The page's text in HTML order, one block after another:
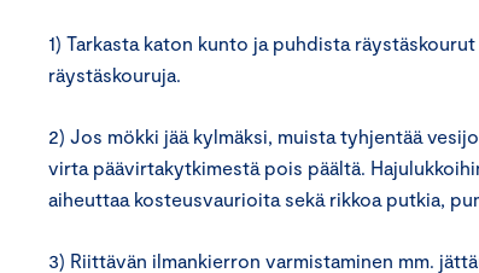
1) Tarkasta katon kunto ja puhdista
räystäskouruja.
2) Jos mökki jää kylmäksi, muista tyhjentää
virta päävirtakytkimestä pois päältä.
aiheuttaa kosteusvaurioita sekä rikkoa putkia,
3) Riittävän ilmankierron varmistaminen mm.